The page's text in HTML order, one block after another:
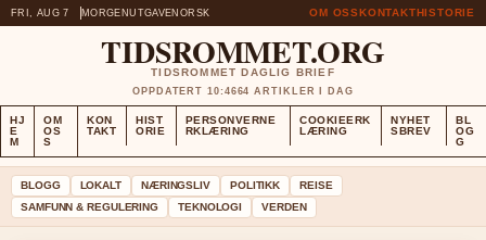
FRI, AUG 7 MORGENUTGAVENORSK OM OSSKONTAKTHISTORIE
TIDSROMMET.ORG
TIDSROMMET DAGLIG BRIEF
OPPDATERT 10:4664 ARTIKLER I DAG
HJ
E
M
OM
OS
S
KON
TAKT
HIST
ORIE
PERSONVERNE
RKLÆRING
COOKIEERK
LÆRING
NYHET
SBREV
BL
OG
G
BLOGG LOKALT NÆRINGSLIV POLITIKK
REISE
SAMFUNN & REGULERING
TEKNOLOGI VERDEN